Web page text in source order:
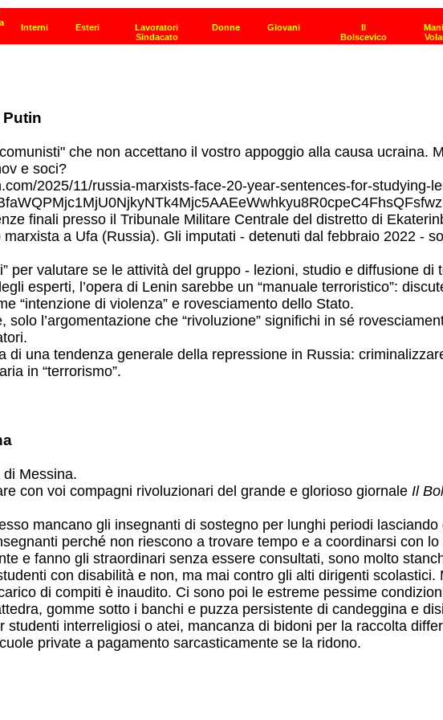
che non accettano il vostro appoggio alla causa ucraina.
e soci?
2025/11/russia-marxists-face-20-year-sentences-for-studying-
finali presso il Tribunale Militare Centrale del distretto di
a Ufa (Russia). Gli imputati - detenuti dal febbraio 2022 -
per valutare se le attività del gruppo - lezioni, studio e diffusione di
esperti, l’opera di Lenin sarebbe un “manuale terroristico”:
“intenzione di violenza” e rovesciamento dello Stato.
l’argomentazione che “rivoluzione” significhi in sé
di una tendenza generale della repressione in Russia:
in “terrorismo”.
Messina.
con voi compagni rivoluzionari del grande e glorioso giornaleIl
mancano gli insegnanti di sostegno per lunghi periodi
perché non riescono a trovare tempo e a coordinarsi con
e fanno gli straordinari senza essere consultati, sono molto
con disabilità e non, ma mai contro gli alti dirigenti
di compiti è inaudito. Ci sono poi le estreme pessime
gomme sotto i banchi e puzza persistente di candeggina e
interreligiosi o atei, mancanza di bidoni per la raccolta
private a pagamento sarcasticamente se la ridono.